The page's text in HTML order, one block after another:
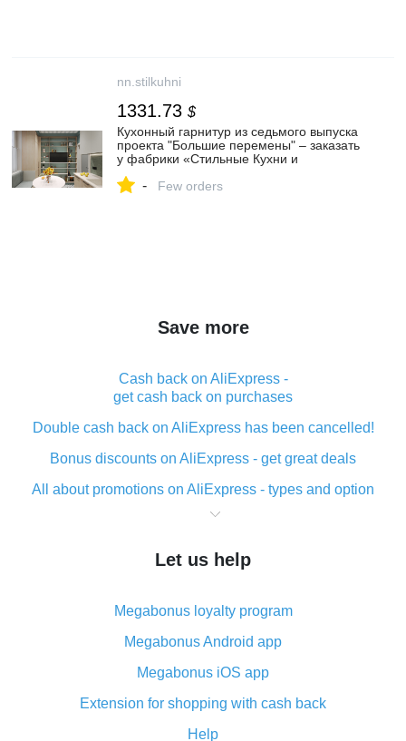
nn.stilkuhni
1331.73 $
Кухонный гарнитур из седьмого выпуска
проекта "Большие перемены" – заказать
у фабрики «Стильные Кухни и
- Few orders
Save more
Cash back on AliExpress -
get cash back on purchases
Double cash back on AliExpress has been cancelled!
Bonus discounts on AliExpress - get great deals
All about promotions on AliExpress - types and option
What is cash back when making purchases on
The best place to download cash back for AliExpress
What is the AliExpress cash back plugin and what are
its advantages
Cash back from the AliExpress mobile app -
advantages of the plugin
Double cash back on AliExpress has been cancelled!
Let us help
Megabonus loyalty program
Megabonus Android app
Megabonus iOS app
Extension for shopping with cash back
Help